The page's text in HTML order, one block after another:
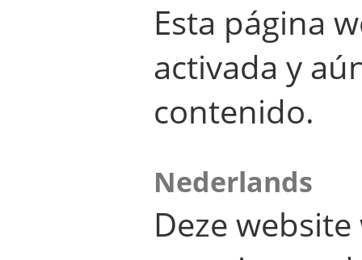
Esta página
activada y
contenido.
Nederlands
Deze